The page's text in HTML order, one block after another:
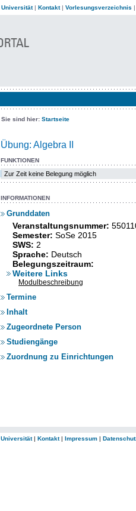
Universität| Kontakt| Vorlesungsverzeichnis
Sie sind hier: Startseite
Übung: Algebra II
FUNKTIONEN
Zur Zeit keine Belegung möglich
INFORMATIONEN
Grunddaten
Veranstaltungsnummer:
Semester: SoSe 2015
SWS: 2
Sprache: Deutsch
Belegungszeitraum:
Weitere Links
Modulbeschreibung
Termine
Inhalt
Zugeordnete Person
Studiengänge
Zuordnung zu Einrichtungen
Universität| Kontakt| Impressum |